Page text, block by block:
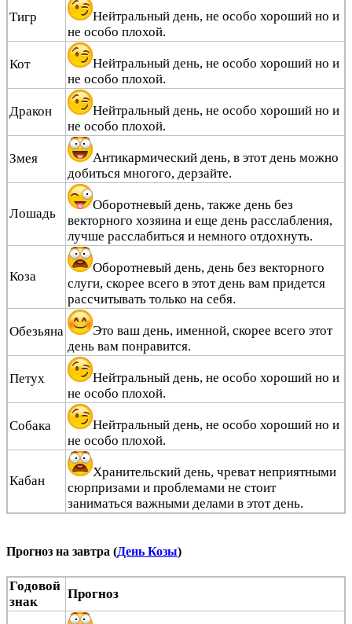
Тигр
Нейтральный день, не особо хороший но и
не особо плохой.
Кот
Нейтральный день, не особо хороший но и
не особо плохой.
Дракон
Нейтральный день, не особо хороший но и
не особо плохой.
Змея
Антикармический день, в этот день можно
добиться многого, дерзайте.
Лошадь
Оборотневый день, также день без
векторного хозяина и еще день расслабления,
лучше расслабиться и немного отдохнуть.
Коза
Оборотневый день, день без векторного
слуги, скорее всего в этот день вам придется
рассчитывать только на себя.
Обезьяна
Это ваш день, именной, скорее всего этот
день вам понравится.
Петух
Нейтральный день, не особо хороший но и
не особо плохой.
Собака
Нейтральный день, не особо хороший но и
не особо плохой.
Кабан
Хранительский день, чреват неприятными
сюрпризами и проблемами не стоит
заниматься важными делами в этот день.
Прогноз на завтра (День Козы)
Годовой
знак
Прогноз